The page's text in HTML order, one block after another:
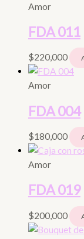
Amor
FDA 011
$220,000
Amor
FDA 004
$180,000
Amor
FDA 019
$200,000